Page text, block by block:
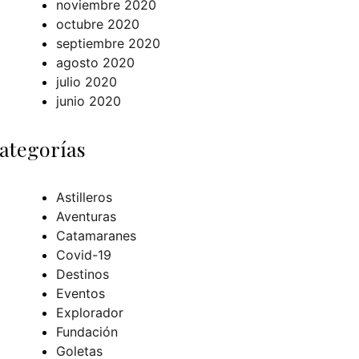
noviembre 2020
octubre 2020
septiembre 2020
agosto 2020
julio 2020
junio 2020
Astilleros
Aventuras
Catamaranes
Covid-19
Destinos
Eventos
Explorador
Fundación
Goletas